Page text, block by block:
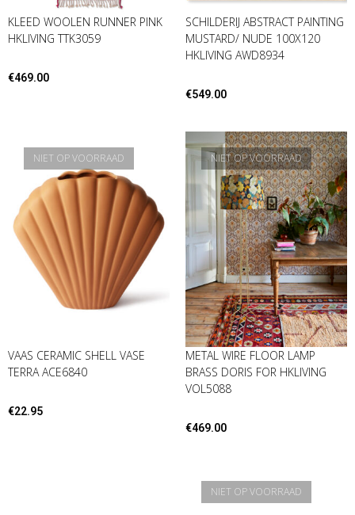
KLEED WOOLEN RUNNER PINK
HKLIVING TTK3059
€469.00
SCHILDERIJ ABSTRACT PAINTING
MUSTARD/ NUDE 100X120
HKLIVING AWD8934
€549.00
NIET OP VOORRAAD
VAAS CERAMIC SHELL VASE
TERRA ACE6840
€22.95
NIET OP VOORRAAD
METAL WIRE FLOOR LAMP
BRASS DORIS FOR HKLIVING
VOL5088
€469.00
NIET OP VOORRAAD